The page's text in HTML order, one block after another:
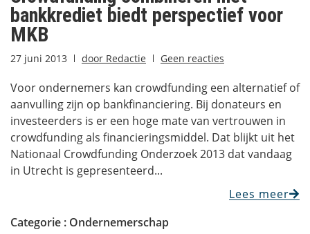
bankkrediet biedt perspectief voor
MKB
27 juni 2013 door Redactie Geen reacties
Voor ondernemers kan crowdfunding een alternatief of
aanvulling zijn op bankfinanciering. Bij donateurs en
investeerders is er een hoge mate van vertrouwen in
crowdfunding als financieringsmiddel. Dat blijkt uit het
Nationaal Crowdfunding Onderzoek 2013 dat vandaag
in Utrecht is gepresenteerd...
Lees meer
Categorie : Ondernemerschap